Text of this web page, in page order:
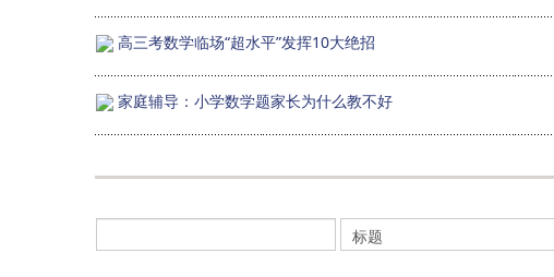
高三考数学临场“超水平”发挥10大绝招
家庭辅导：小学数学题家长为什么教不好